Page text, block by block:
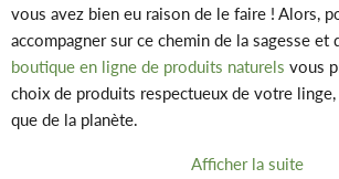
vous avez bien eu raison de le faire ! Alors,
accompagner sur ce chemin de la sagesse et
boutique en ligne de produits naturels vous
choix de produits respectueux de votre
que de la planète.
Afficher la suite